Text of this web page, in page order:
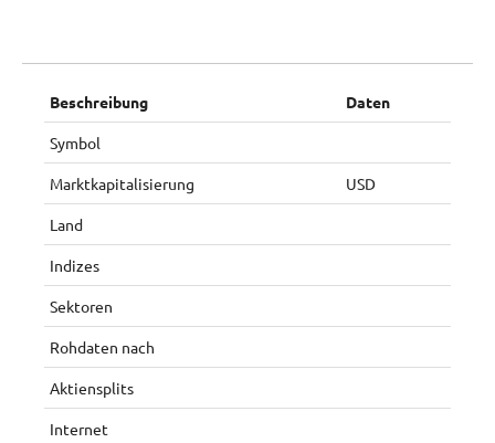
Beschreibung Daten
Symbol
Marktkapitalisierung USD
Land
Indizes
Sektoren
Rohdaten nach
Aktiensplits
Internet